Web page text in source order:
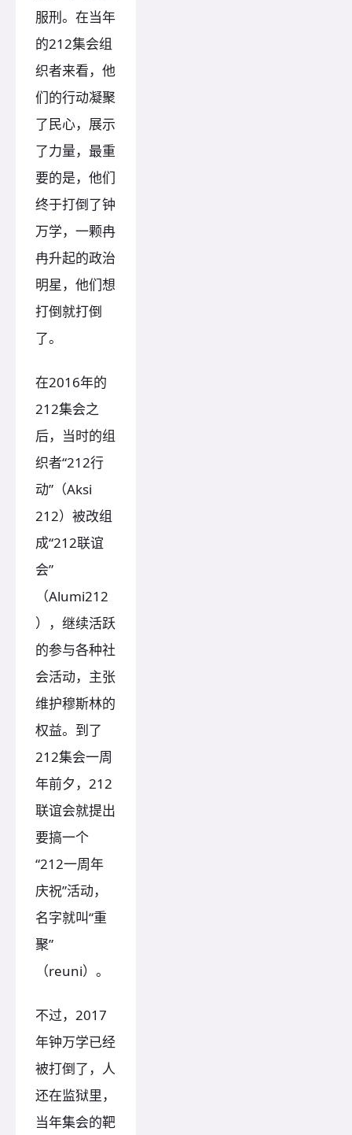
服刑。在当年
的212集会组
织者来看，他
们的行动凝聚
了民心，展示
了力量，最重
要的是，他们
终于打倒了钟
万学，一颗冉
冉升起的政治
明星，他们想
打倒就打倒
了。
在2016年的
212集会之
后，当时的组
织者“212行
动”（Aksi
212）被改组
成“212联谊
会”
（Alumi212
），继续活跃
的参与各种社
会活动，主张
维护穆斯林的
权益。到了
212集会一周
年前夕，212
联谊会就提出
要搞一个
“212一周年
庆祝”活动，
名字就叫“重
聚”
（reuni）。
不过，2017
年钟万学已经
被打倒了，人
还在监狱里，
当年集会的靶